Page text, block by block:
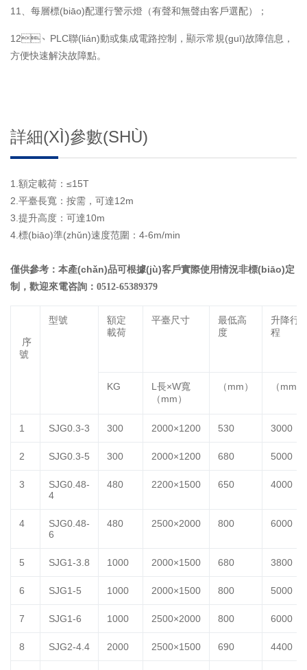
11、每層標(biāo)配運行警示燈（有聲和無聲由客戶選配）；
12、PLC聯(lián)動或集成電路控制，顯示常規(guī)故障信息，
方便快速解決故障點。
詳細(XÌ)參數(SHÙ)
1.額定載荷：≤15T
2.平臺長寬：按需，可達12m
3.提升高度：可達10m
4.標(biāo)準(zhǔn)速度范圍：4-6m/min
僅供參考：本產(chǎn)品可根據(jù)客戶實際使用情況非標(biāo)定
制，歡迎來電咨詢： 0512-65389379
序
號
型號
額定
載荷
平臺尺寸
最低高
度
升降行
程
KG
L長×W寬
（mm）
（mm） （mm）
1 SJG0.3-3 300 2000×1200 530 3000
2 SJG0.3-5 300 2000×1200 680 5000
3
SJG0.48-
4
480 2200×1500 650 4000
4
SJG0.48-
6
480 2500×2000 800 6000
5 SJG1-3.8 1000 2000×1500 680 3800
6 SJG1-5 1000 2000×1500 800 5000
7 SJG1-6 1000 2500×2000 800 6000
8 SJG2-4.4 2000 2500×1500 690 4400